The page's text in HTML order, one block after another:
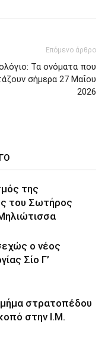
Επόμενο άρθρο
Τα ονόματα που
σήμερα 27 Μαΐου
2026
της
του Σωτήρος
ο νέος
Σίο Γ’
στρατοπέδου
στην Ι.Μ.